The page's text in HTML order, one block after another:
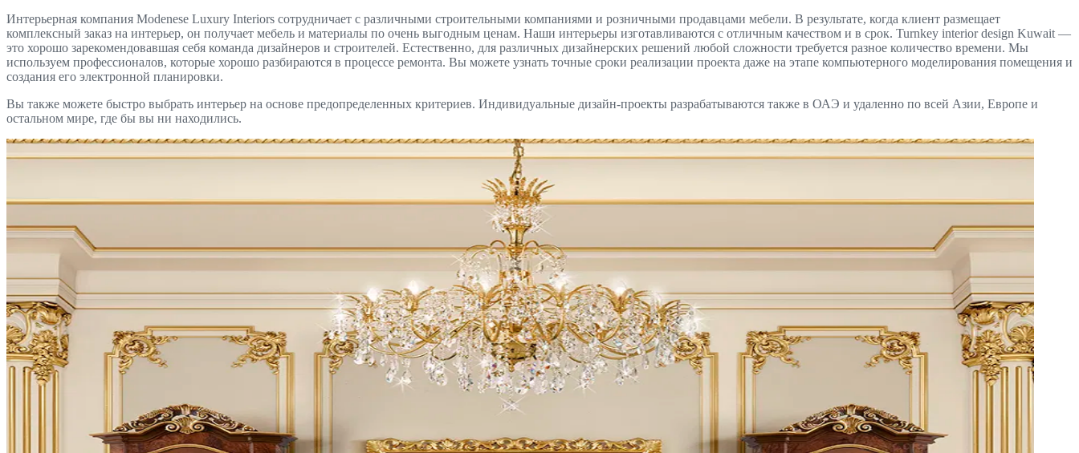
Интерьерная компания Modenese Luxury Interiors сотрудничает с различными строительными компаниями и розничными продавцами мебели. В результате, когда клиент размещает
комплексный заказ на интерьер, он получает мебель и материалы по очень выгодным ценам. Наши интерьеры изготавливаются с отличным качеством и в срок. Turnkey interior design Kuwait —
это хорошо зарекомендовавшая себя команда дизайнеров и строителей. Естественно, для различных дизайнерских решений любой сложности требуется разное количество времени. Мы
используем профессионалов, которые хорошо разбираются в процессе ремонта. Вы можете узнать точные сроки реализации проекта даже на этапе компьютерного моделирования помещения и
создания его электронной планировки.
Вы также можете быстро выбрать интерьер на основе предопределенных критериев. Индивидуальные дизайн-проекты разрабатываются также в ОАЭ и удаленно по всей Азии, Европе и
остальном мире, где бы вы ни находились.